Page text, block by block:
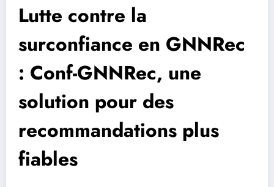
Lutte contre la
surconfiance en GNNRec
: Conf-GNNRec, une
solution pour des
recommandations plus
fiables